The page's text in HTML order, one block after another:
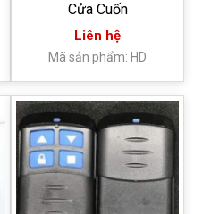
Cửa Cuốn
Liên hệ
Mã sản phẩm: HD